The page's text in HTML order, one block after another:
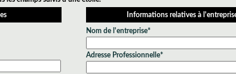
Informations relatives à
Nom de l'entreprise*
Adresse Professionnelle*